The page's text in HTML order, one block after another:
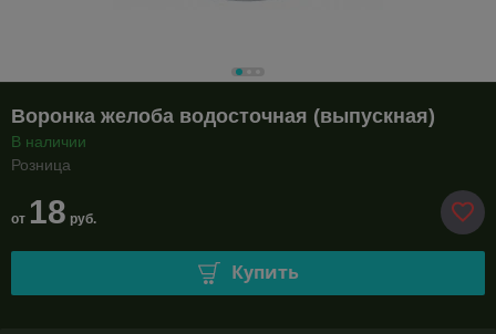
Воронка желоба водосточная (выпускная)
В наличии
Розница
от 18 руб.
Купить